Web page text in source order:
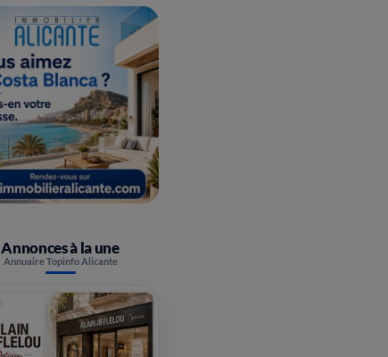
Annonces à la une
Annuaire Topinfo Alicante